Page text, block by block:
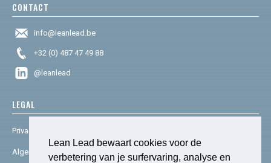
Lean Lead bewaart cookies voor de
verbetering van je surfervaring, analyse en
CONTACT
info@leanlead.be
+32 (0) 487 47 49 88
@leanlead
LEGAL
Privacy & cookies
Algemene voorwaarden